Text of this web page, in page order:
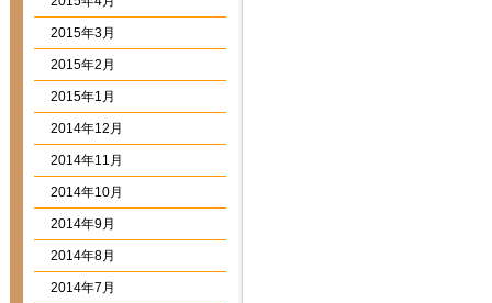
2015年3月
2015年2月
2015年1月
2014年12月
2014年11月
2014年10月
2014年9月
2014年8月
2014年7月